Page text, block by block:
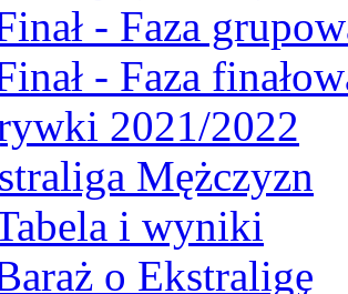
- Faza
- Faza
2021/2022
Mężczyzn
i wyniki
o Ekstraligę